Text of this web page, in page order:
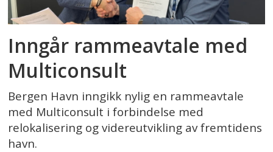
Inngår rammeavtale med
Multiconsult
Bergen Havn inngikk nylig en rammeavtale
med Multiconsult i forbindelse med
relokalisering og videreutvikling av fremtidens
havn.